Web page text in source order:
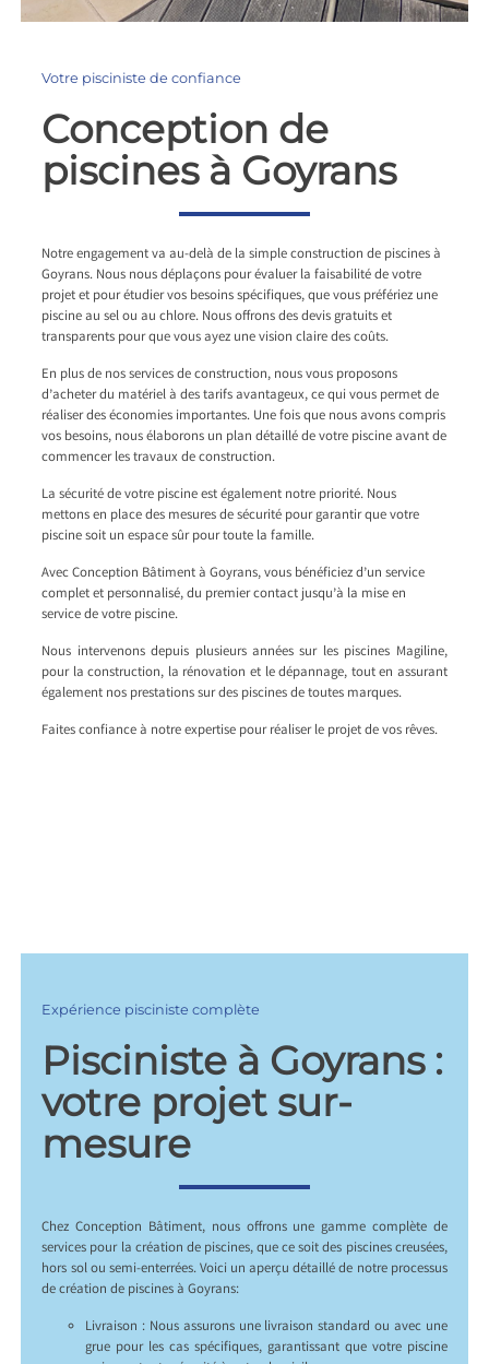
Votre pisciniste de confiance
Conception de
piscines à Goyrans
Notre engagement va au-delà de la simple construction de piscines à
Goyrans. Nous nous déplaçons pour évaluer la faisabilité de votre
projet et pour étudier vos besoins spécifiques, que vous préfériez une
piscine au sel ou au chlore. Nous offrons des devis gratuits et
transparents pour que vous ayez une vision claire des coûts.
En plus de nos services de construction, nous vous proposons
d’acheter du matériel à des tarifs avantageux, ce qui vous permet de
réaliser des économies importantes. Une fois que nous avons compris
vos besoins, nous élaborons un plan détaillé de votre piscine avant de
commencer les travaux de construction.
La sécurité de votre piscine est également notre priorité. Nous
mettons en place des mesures de sécurité pour garantir que votre
piscine soit un espace sûr pour toute la famille.
Avec Conception Bâtiment à Goyrans, vous bénéficiez d’un service
complet et personnalisé, du premier contact jusqu’à la mise en
service de votre piscine.
Nous intervenons depuis plusieurs années sur les piscines Magiline,
pour la construction, la rénovation et le dépannage, tout en assurant
également nos prestations sur des piscines de toutes marques.
Faites confiance à notre expertise pour réaliser le projet de vos rêves.
Expérience pisciniste complète
Pisciniste à Goyrans :
votre projet sur-
mesure
Chez Conception Bâtiment, nous offrons une gamme complète de
services pour la création de piscines, que ce soit des piscines creusées,
hors sol ou semi-enterrées. Voici un aperçu détaillé de notre processus
de création de piscines à Goyrans:
Livraison : Nous assurons une livraison standard ou avec une
grue pour les cas spécifiques, garantissant que votre piscine